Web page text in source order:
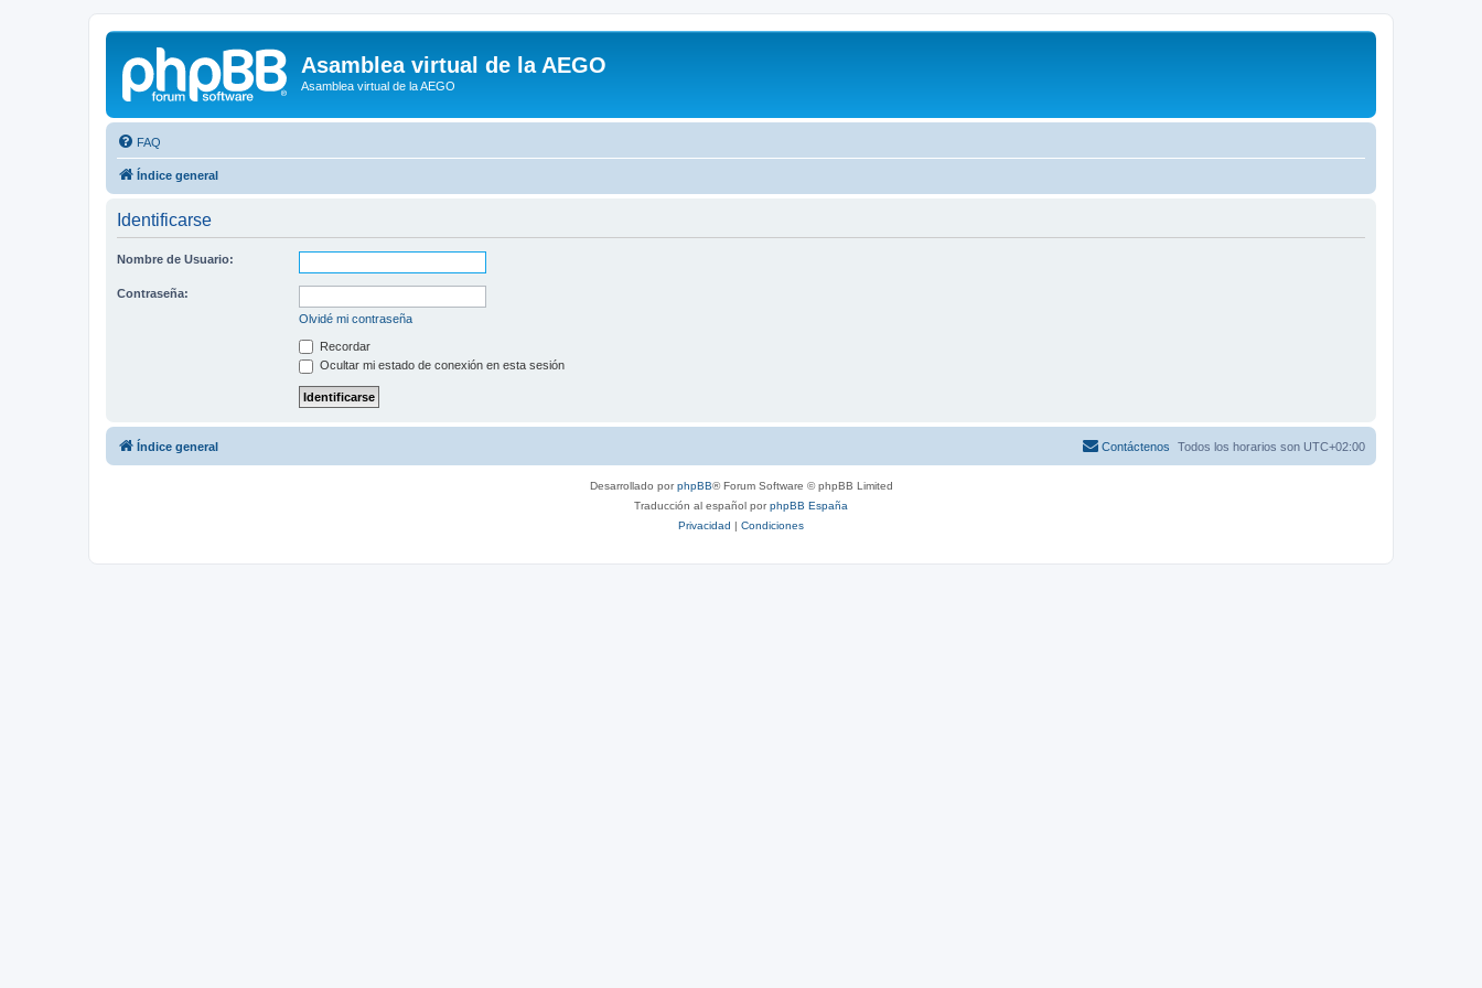
Asamblea virtual de la AEGO
Asamblea virtual de la AEGO
FAQ
Índice general
Identificarse
Nombre de Usuario:
Contraseña:
Olvidé mi contraseña
Recordar
Ocultar mi estado de conexión en esta sesión
Índice general Todos los horarios son UTC+02:00
Contáctenos
Desarrollado porphpBB® Forum Software © phpBB Limited
Traducción al español porphpBB España
Privacidad | Condiciones